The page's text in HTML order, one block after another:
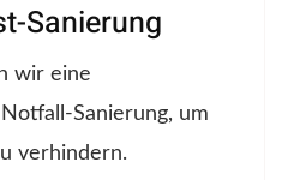
Sanierung
wir eine
Sanierung, um
verhindern.